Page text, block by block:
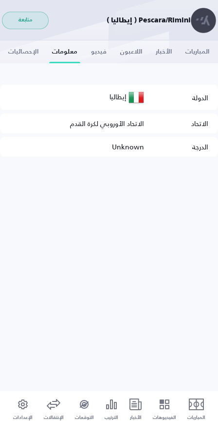
Pescara/Rimini ( إيطاليا ) متابعة
المباريات الأخبار اللاعبون فيديو معلومات الإحصائيات
الدولة إيطاليا
الاتحاد
الاتحاد الأوروبي لكرة القدم
الدرجة
Unknown
المباريات الفيديوهات الأخبار الترتيب التوقعات الإنتقالات الإعدادات